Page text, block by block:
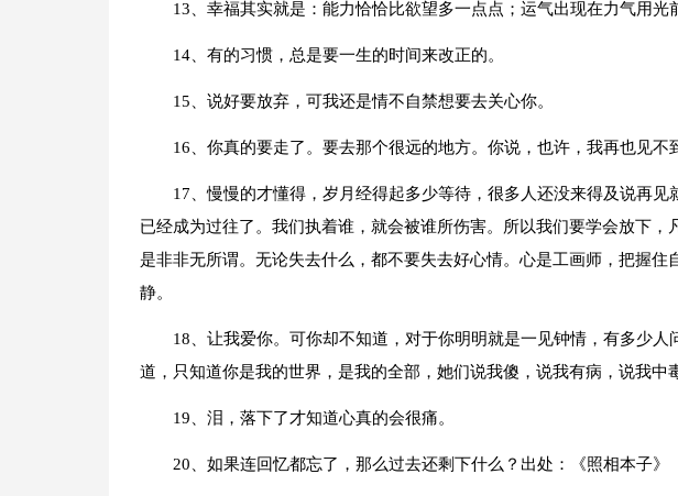
13、幸福其实就是：能力恰恰比欲望多一点点；运气出现在力气用光
14、有的习惯，总是要一生的时间来改正的。
15、说好要放弃，可我还是情不自禁想要去关心你。
16、你真的要走了。要去那个很远的地方。你说，也许，我再也见不
17、慢慢的才懂得，岁月经得起多少等待，很多人还没来得及说再
已经成为过往了。我们执着谁，就会被谁所伤害。所以我们要学会放下，
是非非无所谓。无论失去什么，都不要失去好心情。心是工画师，把握住
静。
18、让我爱你。可你却不知道，对于你明明就是一见钟情，有多少人
道，只知道你是我的世界，是我的全部，她们说我傻，说我有病，说我中
19、泪，落下了才知道心真的会很痛。
20、如果连回忆都忘了，那么过去还剩下什么？出处：《照相本子》